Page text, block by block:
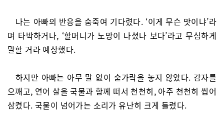
나는 아빠의 반응을 숨죽여 기다렸다. ‘이게 무슨 맛이냐’라
며 타박하거나, ‘할머니가 노망이 나셨나 보다’라고 무심하게
말할 거라 예상했다.
하지만 아빠는 아무 말 없이 숟가락을 놓지 않았다. 감자를
으깨고, 연어 살을 국물과 함께 떠서 천천히, 아주 천천히 씹어
삼켰다. 국물이 넘어가는 소리가 유난히 크게 들렸다.